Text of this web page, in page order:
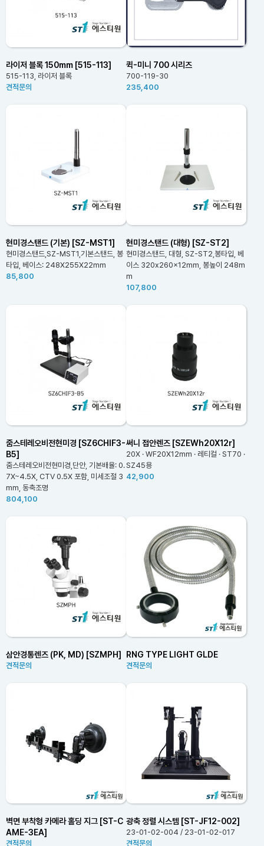
라이저 블록 150mm [515-113]
515-113, 라이저 블록
견적문의
퀵-미니 700 시리즈
700-119-30
235,400
현미경스탠드 (기본) [SZ-MST1]
현미경스탠드,SZ-MST1,기본스탠드, 봉
타입, 베이스: 248X255X22mm
85,800
현미경스탠드 (대형) [SZ-ST2]
현미경스탠드, 대형, SZ-ST2,봉타입, 베
이스 320x260x12mm, 봉높이 248m
m
107,800
줌스테레오비전현미경 [SZ6CHIF3-
B5]
줌스테레오비전현미경,단안, 기본배율: 0.
7X~4.5X, CTV 0.5X 포함, 미세조절 3
mm, 동축조명
804,100
써니 접안렌즈 [SZEWh20X12r]
20X · WF20X12mm · 레티컬 · ST70 ·
SZ45용
42,900
삼안경통렌즈 (PK, MD) [SZMPH]
견적문의
RNG TYPE LIGHT GLDE
견적문의
벽면 부착형 카메라 홀딩 지그 [ST-C
AME-3EA]
견적문의
광축 정렬 시스템 [ST-JF12-002]
23-01-02-004 / 23-01-02-017
견적문의